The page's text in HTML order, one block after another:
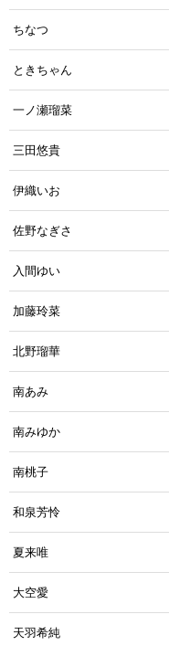
ちなつ
ときちゃん
一ノ瀬瑠菜
三田悠貴
伊織いお
佐野なぎさ
入間ゆい
加藤玲菜
北野瑠華
南あみ
南みゆか
南桃子
和泉芳怜
夏来唯
大空愛
天羽希純